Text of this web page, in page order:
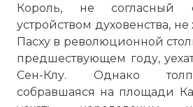
Король, не согласный
устройством духовенства,
Пасху в революционной
предшествующем году,
Сен-Клу. Однако
собравшаяся на площади